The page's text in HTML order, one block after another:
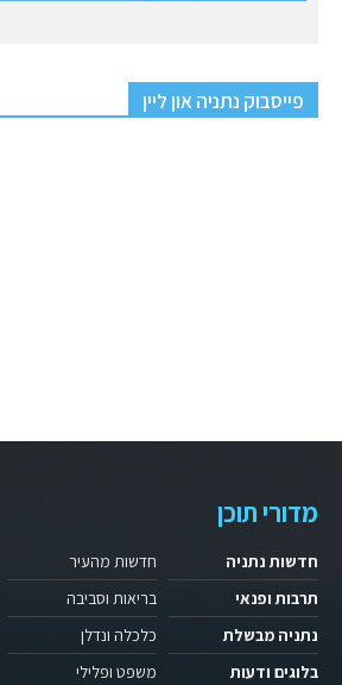
פייסבוק נתניה און ליין
מדורי תוכן
חדשות נתניה
תרבות ופנאי
נתניה מבשלת
בלוגים ודעות
חדשות מהעיר
בריאות וסביבה
כלכלה ונדלן
משפט ופלילי